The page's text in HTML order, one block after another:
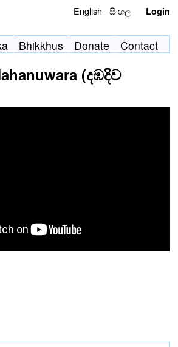
English සිංහල Login
Bhikkhus Donate Contact
(දඹදිව